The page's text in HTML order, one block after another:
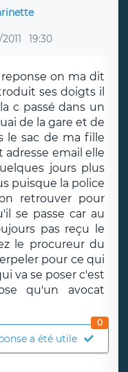
19:30
on ma dit
ses doigts il
c passé dans un
de la gare et de
le sac de ma fille
email elle
jours plus
puisque la police
retrouver pour
se passe car au
pas reçu le
le procureur du
pour ce qui
va se poser c'est
qu'un avocat
a été utile
0